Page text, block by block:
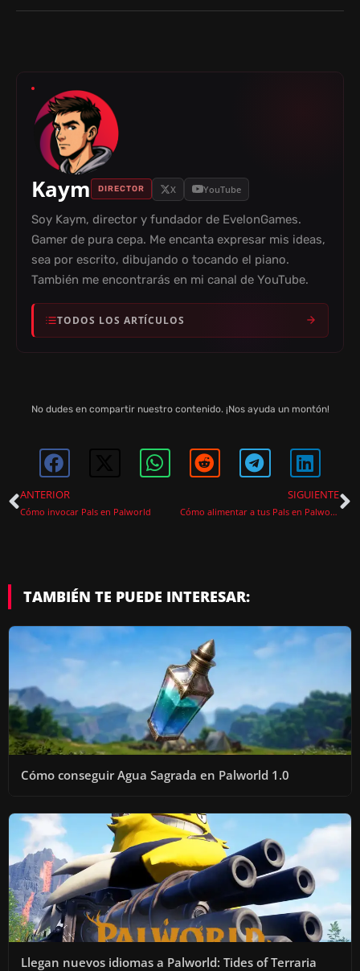
Kaym DIRECTOR X YouTube
Soy Kaym, director y fundador de EvelonGames.
Gamer de pura cepa. Me encanta expresar mis ideas,
sea por escrito, dibujando o tocando el piano.
También me encontrarás en mi canal de YouTube.
TODOS LOS ARTÍCULOS
No dudes en compartir nuestro contenido. ¡Nos ayuda un montón!
ANTERIOR
Cómo invocar Pals en Palworld
SIGUIENTE
Cómo alimentar a tus Pals en Palworld 1.0 y automatizar la comida
TAMBIÉN TE PUEDE INTERESAR:
Cómo conseguir Agua Sagrada en Palworld 1.0
Llegan nuevos idiomas a Palworld: Tides of Terraria